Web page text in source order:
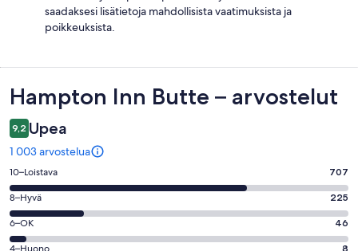
saadaksesi lisätietoja mahdollisista vaatimuksista ja
poikkeuksista.
Arvostelut
Hampton Inn Butte – arvostelut
9,2 Upea
1 003 arvostelua
Arvosana
10
-
Loistava.
707
10–Loistava 707
Arvosana
8
-
8–Hyvä 225
Arvosana
6
6–OK 46
8